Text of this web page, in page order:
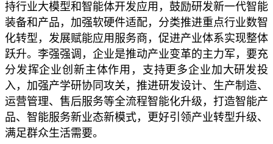
持行业大模型和智能体开发应用，鼓励研发新一代智能
装备和产品，加强软硬件适配，分类推进重点行业数智
化转型，发展赋能应用服务商，促进产业体系实现整体
跃升。李强强调，企业是推动产业变革的主力军，要充
分发挥企业创新主体作用，支持更多企业加大研发投
入，加强产学研协同攻关，推进研发设计、生产制造、
运营管理、售后服务等全流程智能化升级，打造智能产
品、智能服务新业态新模式，更好引领产业转型升级、
满足群众生活需要。